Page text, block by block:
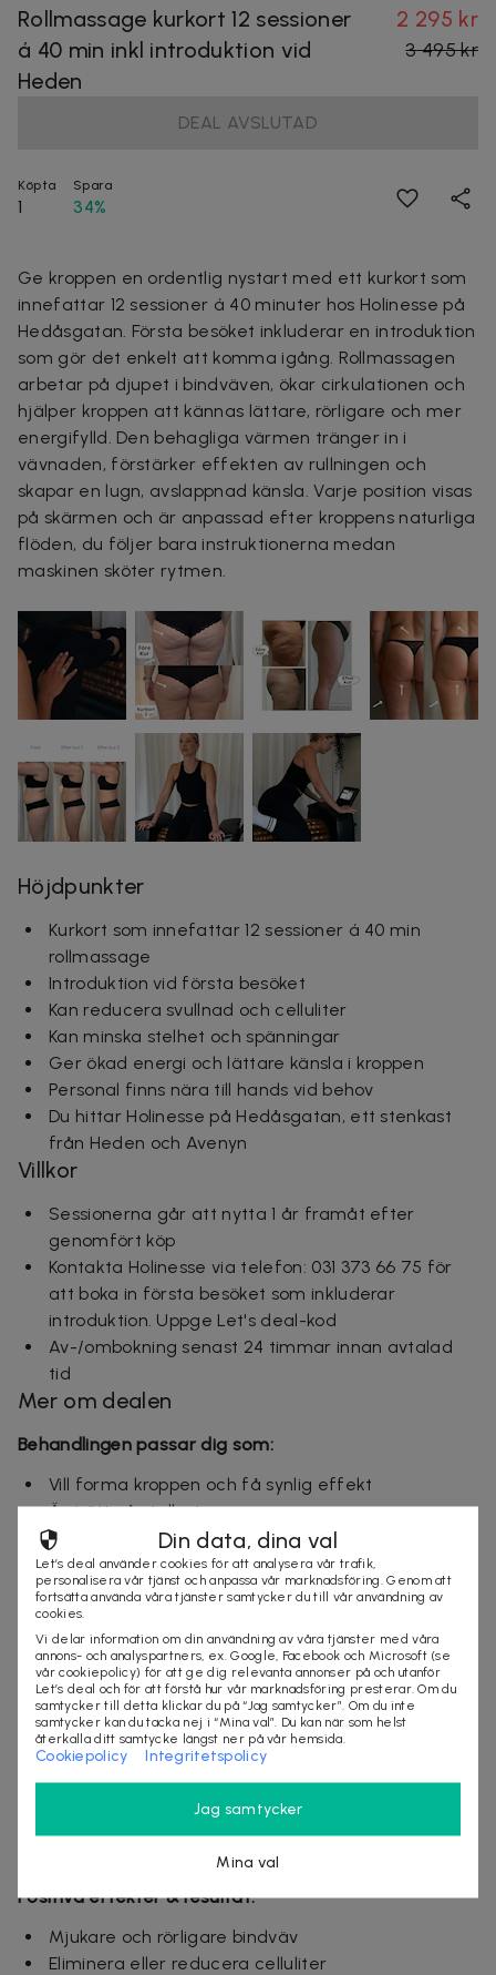
Rollmassage kurkort 12 sessioner
á 40 min inkl introduktion vid
Heden
2 295 kr
3 495 kr
DEAL AVSLUTAD
Köpta
1
Spara
34%
Ge kroppen en ordentlig nystart med ett kurkort som
innefattar 12 sessioner á 40 minuter hos Holinesse på
Hedåsgatan. Första besöket inkluderar en introduktion
som gör det enkelt att komma igång. Rollmassagen
arbetar på djupet i bindväven, ökar cirkulationen och
hjälper kroppen att kännas lättare, rörligare och mer
energifylld. Den behagliga värmen tränger in i
vävnaden, förstärker effekten av rullningen och
skapar en lugn, avslappnad känsla. Varje position visas
på skärmen och är anpassad efter kroppens naturliga
flöden, du följer bara instruktionerna medan
maskinen sköter rytmen.
Höjdpunkter
Kurkort som innefattar 12 sessioner á 40 min
rollmassage
Introduktion vid första besöket
Kan reducera svullnad och celluliter
Kan minska stelhet och spänningar
Ger ökad energi och lättare känsla i kroppen
Personal finns nära till hands vid behov
Du hittar Holinesse på Hedåsgatan, ett stenkast
från Heden och Avenyn
Villkor
Sessionerna går att nytta 1 år framåt efter
genomfört köp
Kontakta Holinesse via telefon: 031 373 66 75 för
att boka in första besöket som inkluderar
introduktion. Uppge Let's deal-kod
Av-/ombokning senast 24 timmar innan avtalad
tid
Mer om dealen
Behandlingen passar dig som:
Vill forma kroppen och få synlig effekt
Är trött på stelhet
Vill känna dig mjuk igen
Vill ha en detox utan att fasta
Vill känna skillnad snabbt
Vill ha resultat utan press
Problem som rollmassage kan hjälpa:
Stel och spänd bindväv
Trög lymfcirkulation
Dålig blodcirkulation och syresättning
Nedsatt immunförsvar/återhämtning
Slapphet, trötthet och känslan av “tung” kropp
Positiva effekter & resultat:
Mjukare och rörligare bindväv
Eliminera eller reducera celluliter
Din data, dina val
Let’s deal använder cookies för att analysera vår trafik,
personalisera vår tjänst och anpassa vår marknadsföring. Genom att
fortsätta använda våra tjänster samtycker du till vår användning av
cookies.
Vi delar information om din användning av våra tjänster med våra
annons- och analyspartners, ex. Google, Facebook och Microsoft (se
vår cookiepolicy) för att ge dig relevanta annonser på och utanför
Let’s deal och för att förstå hur vår marknadsföring presterar. Om du
samtycker till detta klickar du på “Jag samtycker”. Om du inte
samtycker kan du tacka nej i “Mina val”. Du kan när som helst
återkalla ditt samtycke längst ner på vår hemsida.
Cookiepolicy Integritetspolicy
Jag samtycker
Mina val